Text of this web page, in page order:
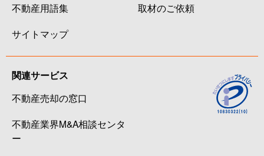
不動産用語集
サイトマップ
取材のご依頼
関連サービス
不動産売却の窓口
不動産業界M&A相談センタ
ー